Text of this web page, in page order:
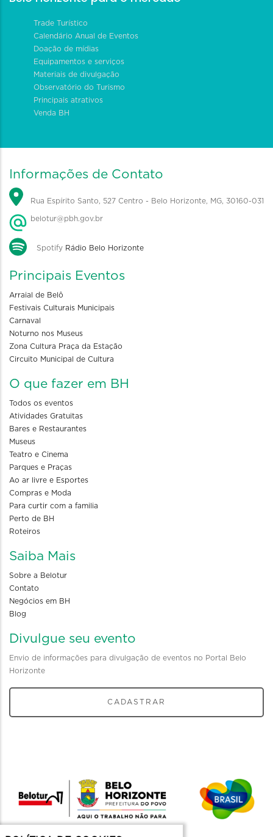
Trade Turístico
Calendário Anual de Eventos
Doação de mídias
Equipamentos e serviços
Materiais de divulgação
Observatório do Turismo
Principais atrativos
Venda BH
Informações de Contato
Rua Espírito Santo, 527 Centro - Belo Horizonte, MG, 30160-031
belotur@pbh.gov.br
Spotify Rádio Belo Horizonte
Principais Eventos
Arraial de Belô
Festivais Culturais Municipais
Carnaval
Noturno nos Museus
Zona Cultura Praça da Estação
Circuito Municipal de Cultura
O que fazer em BH
Todos os eventos
Atividades Gratuitas
Bares e Restaurantes
Museus
Teatro e Cinema
Parques e Praças
Ao ar livre e Esportes
Compras e Moda
Para curtir com a familia
Perto de BH
Roteiros
Saiba Mais
Sobre a Belotur
Contato
Negócios em BH
Blog
Divulgue seu evento
Envio de informações para divulgação de eventos no Portal Belo
Horizonte
CADASTRAR